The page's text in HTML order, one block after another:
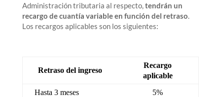
Administración tributaria al respecto,tendrán un
recargo de cuantía variable en función del retraso.
Los recargos aplicables son los siguientes:
Retraso del ingreso
Recargo
aplicable
Hasta 3 meses
5%